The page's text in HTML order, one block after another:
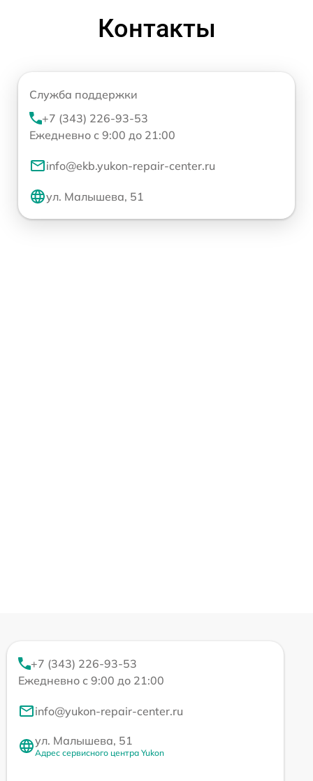
Контакты
Служба поддержки
+7 (343) 226-93-53
Ежедневно с 9:00 до 21:00
info@ekb.yukon-repair-center.ru
ул. Малышева, 51
+7 (343) 226-93-53
Ежедневно с 9:00 до 21:00
info@yukon-repair-center.ru
ул. Малышева, 51
Адрес сервисного центра Yukon